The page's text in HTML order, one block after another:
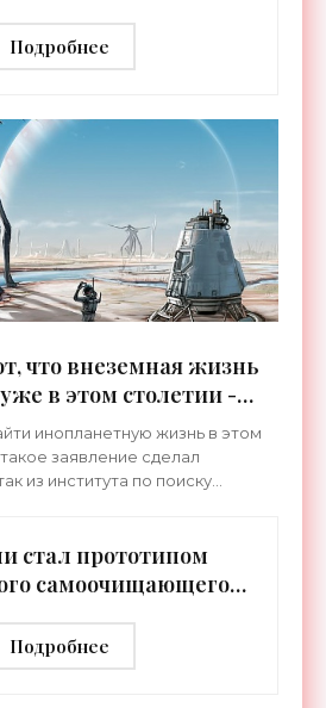
Подробнее
что внеземная жизнь
в этом столетии -
инопланетную жизнь в этом
заявление сделал
из института по поиску
стал прототипом
самоочищающегося
Подробнее